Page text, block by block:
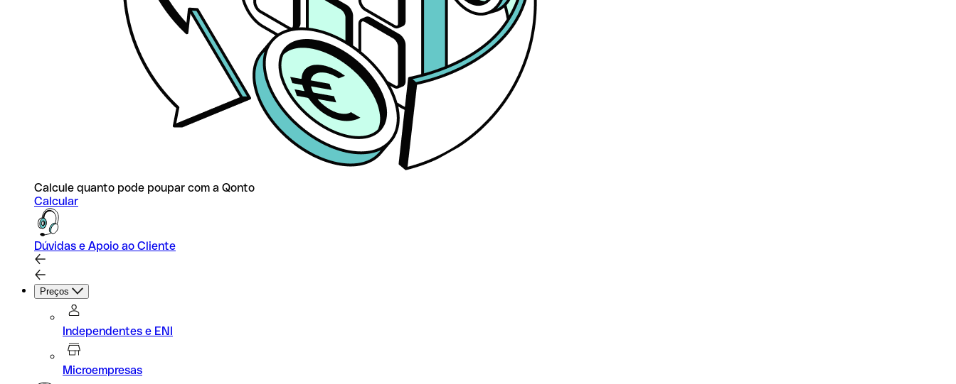
Calcule quanto pode poupar com a Qonto
Calcular
Dúvidas e Apoio ao Cliente
Preços
Independentes e ENI
Microempresas